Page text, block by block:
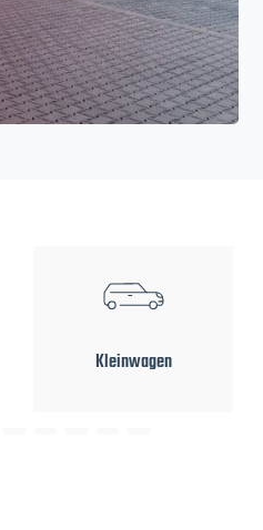
Kleinwagen